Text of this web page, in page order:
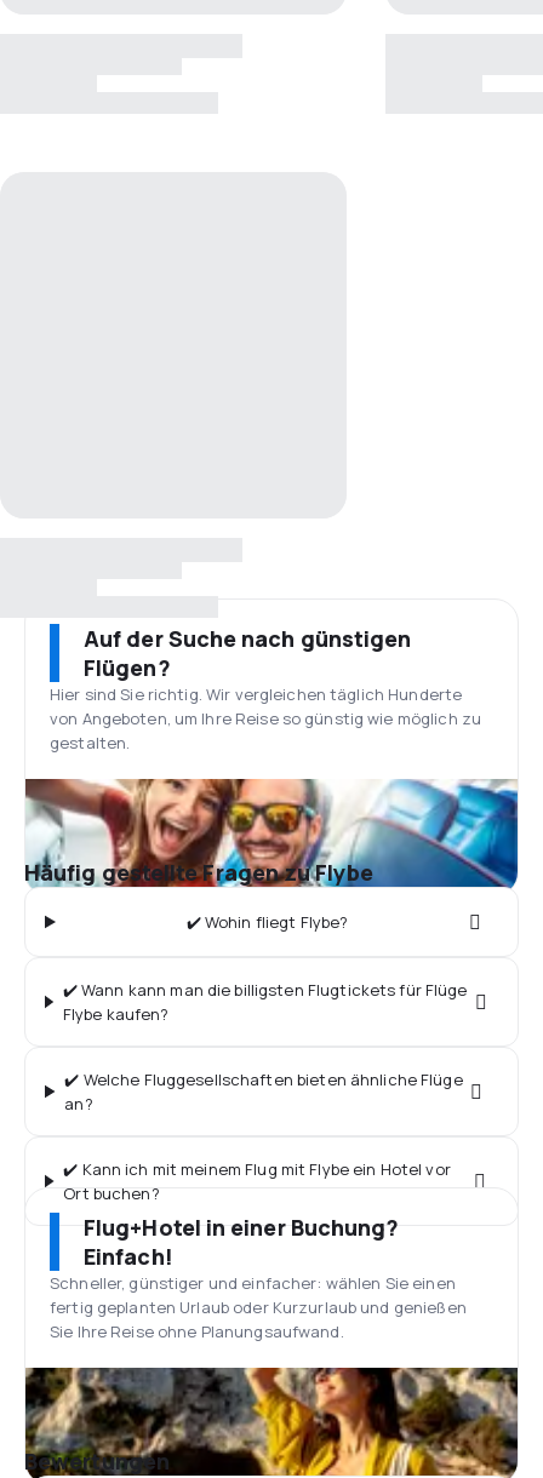
Auf der Suche nach günstigen
Flügen?
Hier sind Sie richtig. Wir vergleichen täglich Hunderte
von Angeboten, um Ihre Reise so günstig wie möglich zu
gestalten.
Häufig gestellte Fragen zu Flybe
✔️ Wohin fliegt Flybe?
✔️ Wann kann man die billigsten Flugtickets für Flüge
Flybe kaufen?
✔️ Welche Fluggesellschaften bieten ähnliche Flüge
an?
✔️ Kann ich mit meinem Flug mit Flybe ein Hotel vor
Ort buchen?
Flug+Hotel in einer Buchung?
Einfach!
Schneller, günstiger und einfacher: wählen Sie einen
fertig geplanten Urlaub oder Kurzurlaub und genießen
Sie Ihre Reise ohne Planungsaufwand.
Bewertungen